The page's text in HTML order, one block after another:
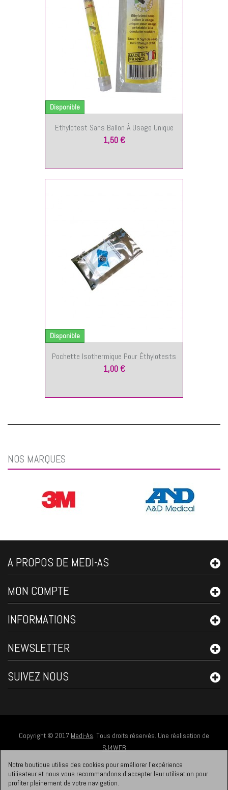
Ethylotest Sans Ballon À Usage Unique
1,50 €
Disponible
Pochette Isothermique Pour Éthylotests
1,00 €
Disponible
NOS MARQUES
A PROPOS DE MEDI-AS
MON COMPTE
INFORMATIONS
NEWSLETTER
SUIVEZ NOUS
Copyright © 2017 Medi-As. Tous droits réservés. Une réalisation de
SJ4WEB
Notre boutique utilise des cookies pour améliorer l'expérience
utilisateur et nous vous recommandons d'accepter leur utilisation pour
profiter pleinement de votre navigation.